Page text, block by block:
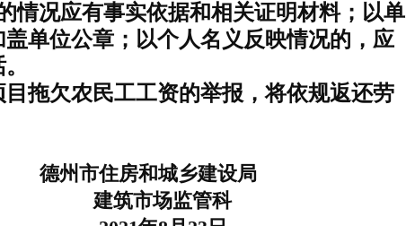
情况应有事实依据和相关证明材料；以单
单位公章；以个人名义反映情况的，应
拖欠农民工工资的举报，将依规返还劳
德州市住房和城乡建设局
市场监管科